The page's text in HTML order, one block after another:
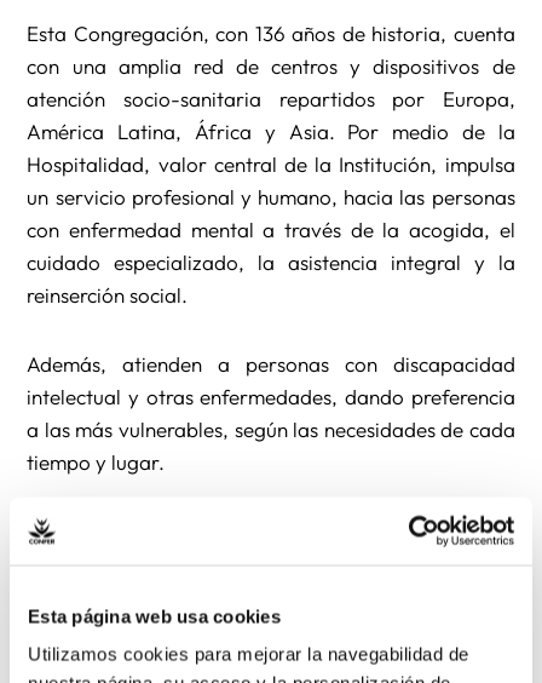
Esta página web usa cookies
Utilizamos cookies para mejorar la navegabilidad de
Esta Congregación, con 136 años de historia, cuenta
con una amplia red de centros y dispositivos de
atención socio-sanitaria repartidos por Europa,
América Latina, África y Asia. Por medio de la
Hospitalidad, valor central de la Institución, impulsa
un servicio profesional y humano, hacia las personas
con enfermedad mental a través de la acogida, el
cuidado especializado, la asistencia integral y la
reinserción social.
Además, atienden a personas con discapacidad
intelectual y otras enfermedades, dando preferencia
a las más vulnerables, según las necesidades de cada
tiempo y lugar.
La Institución, fiel a sus orígenes, desarrolla la misión
sociedad con este enfoque de atención, a las
personas con enfermedad mental de su tiempo, e